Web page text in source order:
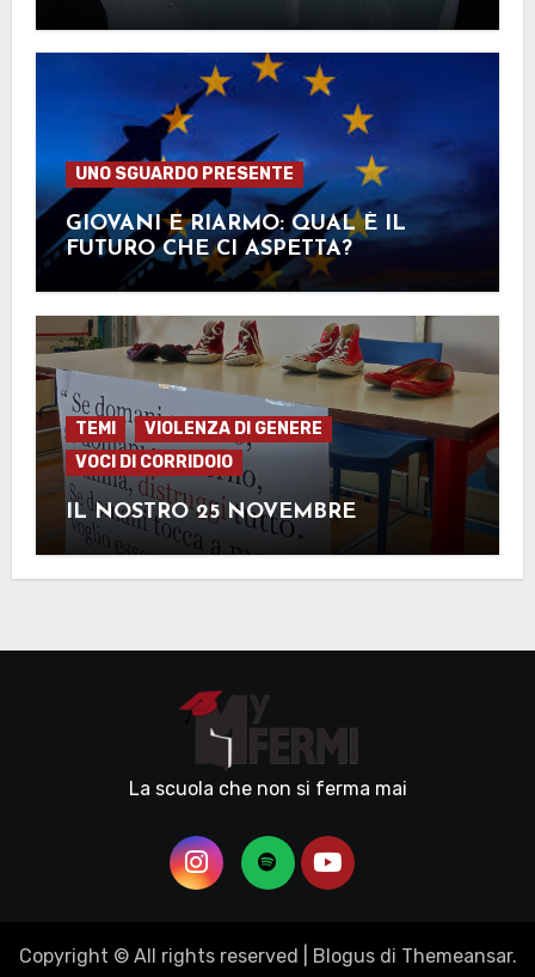
UNO SGUARDO PRESENTE
GIOVANI E RIARMO: QUAL È IL
FUTURO CHE CI ASPETTA?
TEMI
VIOLENZA DI GENERE
VOCI DI CORRIDOIO
IL NOSTRO 25 NOVEMBRE
La scuola che non si ferma mai
Copyright © All rights reserved Blogusdi Themeansar.